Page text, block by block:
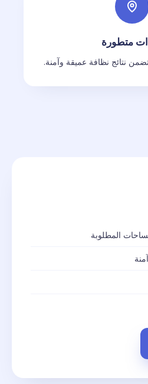
متطورة
نتائج نظافة عميقة وآمنة.
المطلوبة